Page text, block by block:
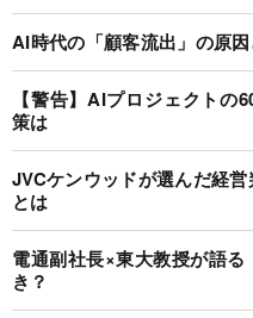
AI時代の「顧客流出」の原
【警告】AIプロジェクト
策は
JVCケンウッドが選んだ経
とは
電通副社長×東大教授が語
き？